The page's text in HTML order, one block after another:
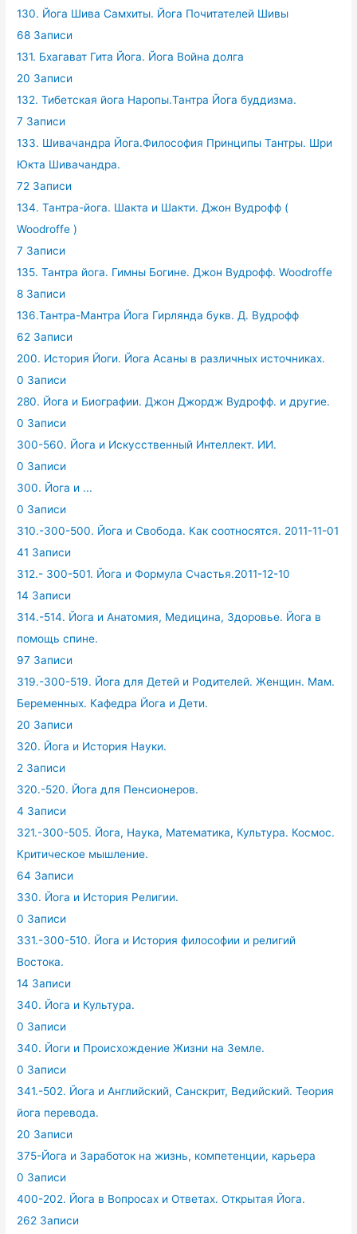
130. Йога Шива Самхиты. Йога Почитателей Шивы
68 Записи
131. Бхагават Гита Йога. Йога Война долга
20 Записи
132. Тибетская йога Наропы.Тантра Йога буддизма.
7 Записи
133. Шивачандра Йога.Философия Принципы Тантры. Шри
Юкта Шивачандра.
72 Записи
134. Тантра-йога. Шакта и Шакти. Джон Вудрофф (
Woodroffe )
7 Записи
135. Тантра йога. Гимны Богине. Джон Вудрофф. Woodroffe
8 Записи
136.Тантра-Мантра Йога Гирлянда букв. Д. Вудрофф
62 Записи
200. История Йоги. Йога Асаны в различных источниках.
0 Записи
280. Йога и Биографии. Джон Джордж Вудрофф. и другие.
0 Записи
300-560. Йога и Искусственный Интеллект. ИИ.
0 Записи
300. Йога и ...
0 Записи
310.-300-500. Йога и Свобода. Как соотносятся. 2011-11-01
41 Записи
312.- 300-501. Йога и Формула Счастья.2011-12-10
14 Записи
314.-514. Йога и Анатомия, Медицина, Здоровье. Йога в
помощь спине.
97 Записи
319.-300-519. Йога для Детей и Родителей. Женщин. Мам.
Беременных. Кафедра Йога и Дети.
20 Записи
320. Йога и История Науки.
2 Записи
320.-520. Йога для Пенсионеров.
4 Записи
321.-300-505. Йога, Наука, Математика, Культура. Космос.
Критическое мышление.
64 Записи
330. Йога и История Религии.
0 Записи
331.-300-510. Йога и История философии и религий
Востока.
14 Записи
340. Йога и Культура.
0 Записи
340. Йоги и Происхождение Жизни на Земле.
0 Записи
341.-502. Йога и Английский, Санскрит, Ведийский. Теория
йога перевода.
20 Записи
375-Йога и Заработок на жизнь, компетенции, карьера
0 Записи
400-202. Йога в Вопросах и Ответах. Открытая Йога.
262 Записи